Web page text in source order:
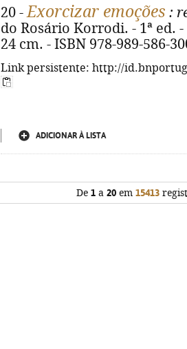
20 -Exorcizar emoções :
do Rosário Korrodi. - 1ª ed.
24 cm. - ISBN 978-989-586-
Link persistente: http://
ADICIONAR À LISTA
De 1 a 20 em 15413